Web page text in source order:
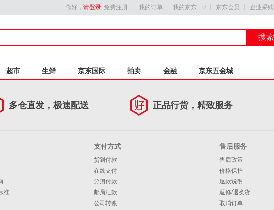
你好， 请登录 免费注册 我的订单 我的京东  京东会员 企业采购
搜索
超市 生鲜 京东国际 拍卖 金融 京东五金城
多仓直发，极速配送 正品行货，精致服务
准
支付方式
货到付款
在线支付
分期付款
邮局汇款
公司转账
售后服务
售后政策
价格保护
退款说明
返修/退换货
取消订单